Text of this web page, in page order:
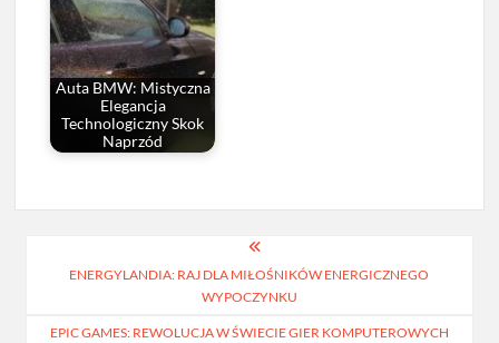
Auta BMW: Mistyczna
Elegancja
Technologiczny Skok
Naprzód
wpisuENERGYLANDIA: RAJ DLA MIŁOŚNIKÓW ENERGICZNEGO
WYPOCZYNKU
EPIC GAMES: REWOLUCJA W ŚWIECIE GIER KOMPUTEROWYCH